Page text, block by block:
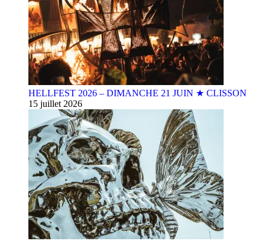
HELLFEST 2026 – DIMANCHE 21 JUIN ★ CLISSON
15 juillet 2026